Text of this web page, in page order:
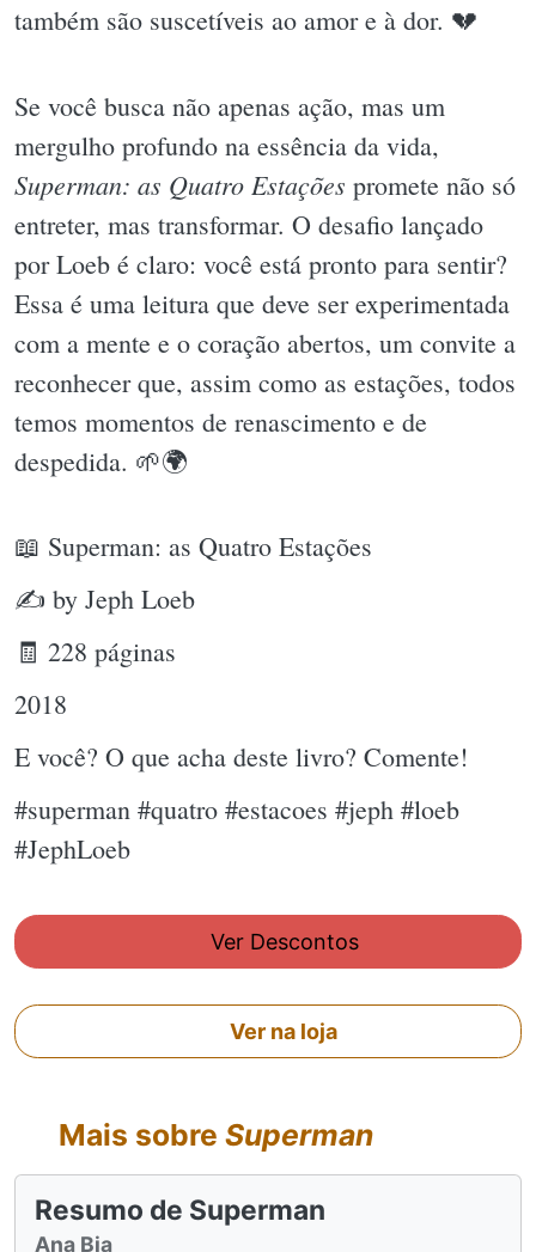
também são suscetíveis ao amor e à dor. 💔
Se você busca não apenas ação, mas um
mergulho profundo na essência da vida,
Superman: as Quatro Estações promete não só
entreter, mas transformar. O desafio lançado
por Loeb é claro: você está pronto para sentir?
Essa é uma leitura que deve ser experimentada
com a mente e o coração abertos, um convite a
reconhecer que, assim como as estações, todos
temos momentos de renascimento e de
despedida. 🌱🌍
📖 Superman: as Quatro Estações
✍ by Jeph Loeb
🧾 228 páginas
2018
E você? O que acha deste livro? Comente!
#superman #quatro #estacoes #jeph #loeb
#JephLoeb
Ver Descontos
Ver na loja
Mais sobre Superman
Resumo de Superman
Ana Bia